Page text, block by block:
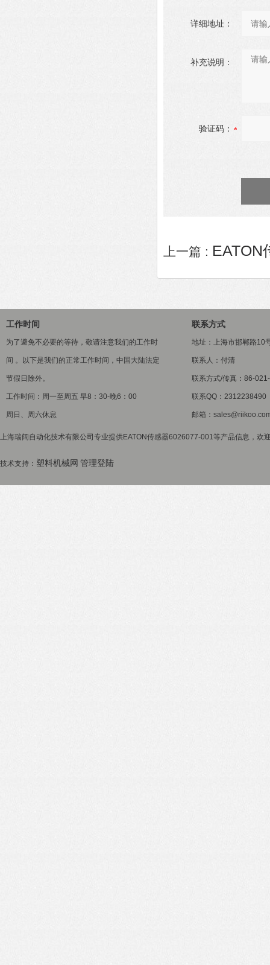
详细地址：
补充说明：
验证码：
上一篇 : EATON
工作时间
为了避免不必要的等待，敬请注意我们的工作时
间 。以下是我们的正常工作时间，中国大陆法定
节假日除外。
工作时间：周一至周五 早8：30-晚6：00
周日、周六休息
联系方式
地址：上海市邯郸路10
联系人：付清
联系方式/传真：86-
联系QQ：2312238490
邮箱：
上海瑞阔自动化技术有限公司专业提供EATON传感器6026077-001等产品信息，欢
技术支持： 塑料机械网 管理登陆